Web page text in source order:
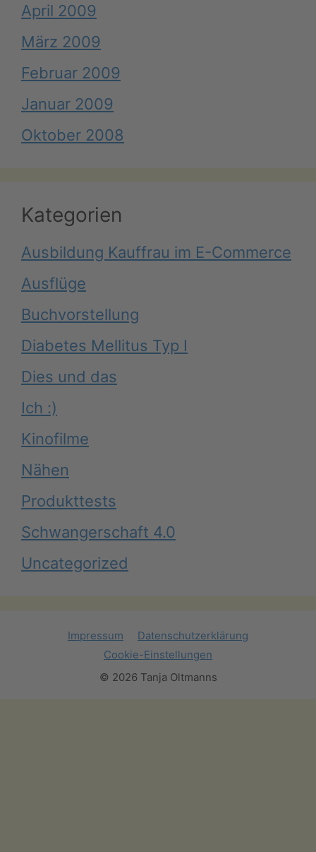
April 2009
März 2009
Februar 2009
Januar 2009
Oktober 2008
Kategorien
Ausbildung Kauffrau im E-Commerce
Ausflüge
Buchvorstellung
Diabetes Mellitus Typ I
Dies und das
Ich :)
Kinofilme
Nähen
Produkttests
Schwangerschaft 4.0
Uncategorized
Impressum
Datenschutzerklärung
Cookie-Einstellungen
© 2026 Tanja Oltmanns